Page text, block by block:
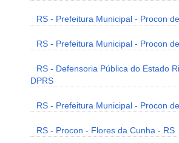
RS - Prefeitura Municipal - Procon
RS - Prefeitura Municipal - Procon
RS - Defensoria Pública do Estado
DPRS
RS - Prefeitura Municipal - Procon
RS - Procon - Flores da Cunha - RS